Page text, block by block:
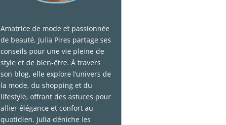
Amatrice de mode et passionnée
de beauté, Julia Pires partage ses
conseils pour une vie pleine de
style et de bien-être. À travers
son blog, elle explore l’univers de
la mode, du shopping et du
lifestyle, offrant des astuces pour
allier élégance et confort au
quotidien. Julia déniche les